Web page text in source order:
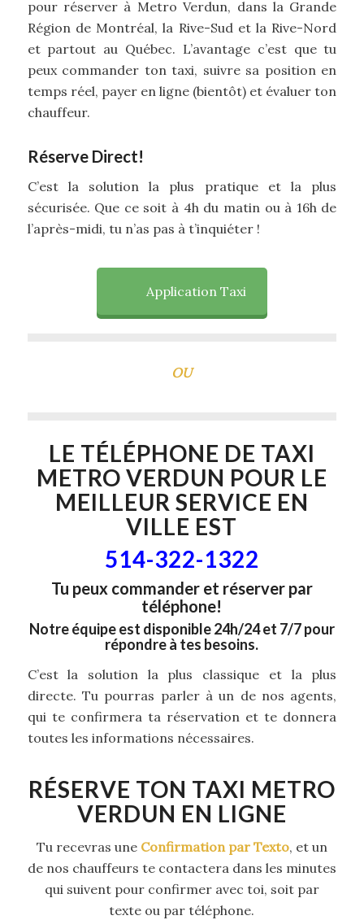
pour réserver à Metro Verdun, dans la Grande
Région de Montréal, la Rive-Sud et la Rive-Nord
et partout au Québec. L’avantage c’est que tu
peux commander ton taxi, suivre sa position en
temps réel, payer en ligne (bientôt) et évaluer ton
chauffeur.
Réserve Direct!
C’est la solution la plus pratique et la plus
sécurisée. Que ce soit à 4h du matin ou à 16h de
l’après-midi, tu n’as pas à t’inquiéter !
Application Taxi
OU
LE TÉLÉPHONE DE TAXI
METRO VERDUN POUR LE
MEILLEUR SERVICE EN
VILLE EST
514-322-1322
Tu peux commander et réserver par
téléphone!
Notre équipe est disponible 24h/24 et 7/7 pour
répondre à tes besoins.
C’est la solution la plus classique et la plus
directe. Tu pourras parler à un de nos agents,
qui te confirmera ta réservation et te donnera
toutes les informations nécessaires.
RÉSERVE TON TAXI METRO
VERDUN EN LIGNE
Tu recevras une Confirmation par Texto, et un
de nos chauffeurs te contactera dans les minutes
qui suivent pour confirmer avec toi, soit par
texte ou par téléphone.